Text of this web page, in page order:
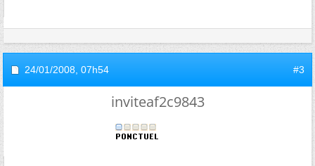
24/01/2008, 07h54 #3
inviteaf2c9843